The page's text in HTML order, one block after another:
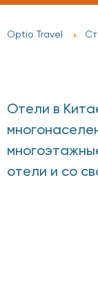
Optio Travel
Отели в
отели и со